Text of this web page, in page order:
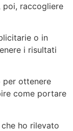
poi, raccogliere
o in
i risultati
per ottenere
come portare
ho rilevato